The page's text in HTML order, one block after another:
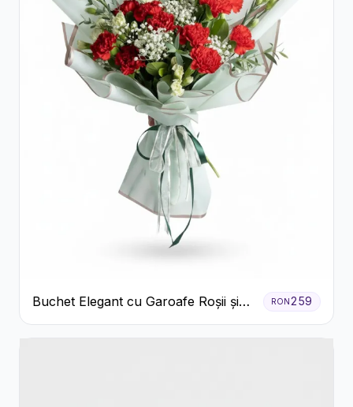
Buchet Elegant cu Garoafe Roșii și
Floarea Miresei
RON259